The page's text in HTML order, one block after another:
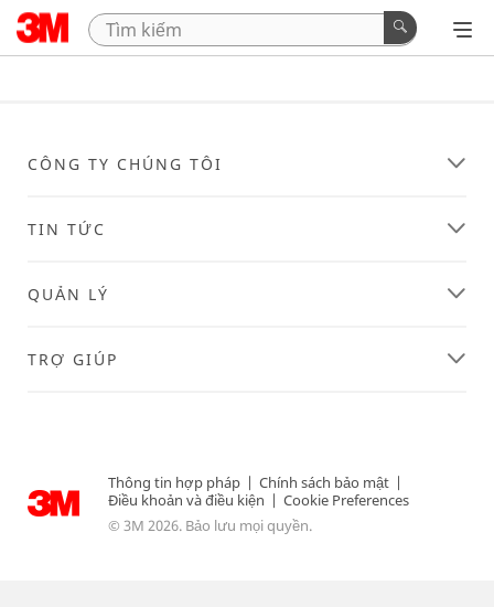
CÔNG TY CHÚNG TÔI
TIN TỨC
QUẢN LÝ
TRỢ GIÚP
Thông tin hợp pháp | Chính sách bảo mật |
Điều khoản và điều kiện | Cookie Preferences
© 3M 2026. Bảo lưu mọi quyền.